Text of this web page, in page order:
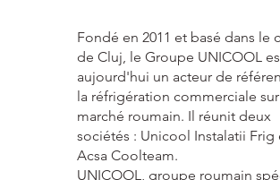
Fondé en 2011 et basé dans le
de Cluj, le Groupe UNICOOL
aujourd'hui un acteur de
la réfrigération commerciale
marché roumain. Il réunit deux
sociétés : Unicool Instalatii Frig
Acsa Coolteam.
UNICOOL, groupe roumain